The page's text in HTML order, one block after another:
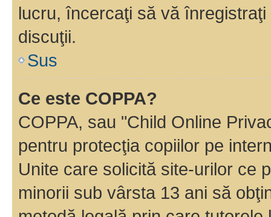
lucru, încercaţi să vă
discuţii.
Sus
Ce este COPPA?
COPPA, sau "Child Online
pentru protecţia copiilor pe
Unite care solicită site-urilor ce
minorii sub vârsta 13 ani să